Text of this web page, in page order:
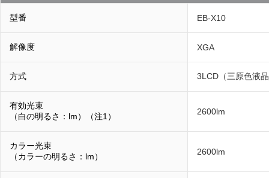
型番 EB-X10
解像度 XGA
方式 3LCD（三原色液
有効光束
（白の明るさ：lm）（注1）
2600lm
カラー光束
（カラーの明るさ：lm）
2600lm